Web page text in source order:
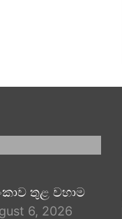
තුළ වහාම
6, 2026